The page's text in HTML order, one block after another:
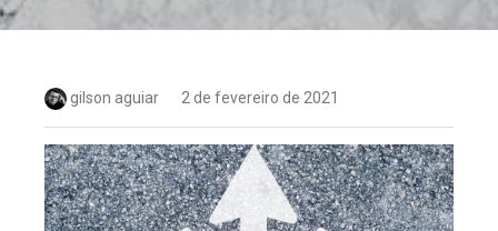
gilson aguiar 2 de fevereiro de 2021